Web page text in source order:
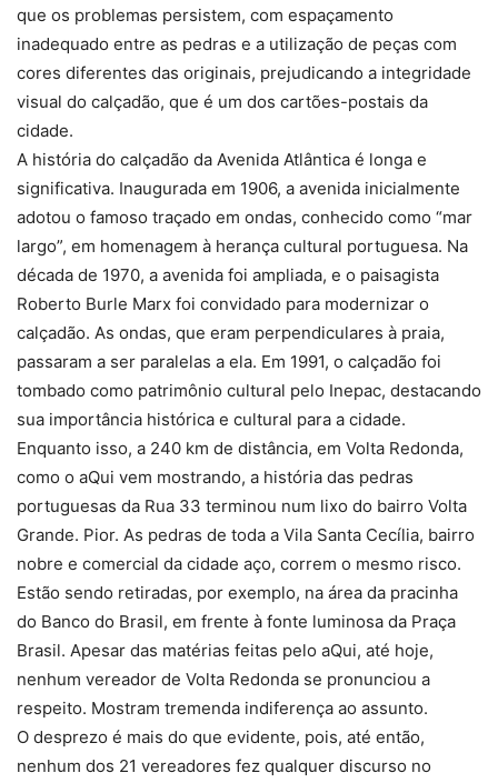
que os problemas persistem, com espaçamento
inadequado entre as pedras e a utilização de peças com
cores diferentes das originais, prejudicando a integridade
visual do calçadão, que é um dos cartões-postais da
cidade.
A história do calçadão da Avenida Atlântica é longa e
significativa. Inaugurada em 1906, a avenida inicialmente
adotou o famoso traçado em ondas, conhecido como “mar
largo”, em homenagem à herança cultural portuguesa. Na
década de 1970, a avenida foi ampliada, e o paisagista
Roberto Burle Marx foi convidado para modernizar o
calçadão. As ondas, que eram perpendiculares à praia,
passaram a ser paralelas a ela. Em 1991, o calçadão foi
tombado como patrimônio cultural pelo Inepac, destacando
sua importância histórica e cultural para a cidade.
Enquanto isso, a 240 km de distância, em Volta Redonda,
como o aQui vem mostrando, a história das pedras
portuguesas da Rua 33 terminou num lixo do bairro Volta
Grande. Pior. As pedras de toda a Vila Santa Cecília, bairro
nobre e comercial da cidade aço, correm o mesmo risco.
Estão sendo retiradas, por exemplo, na área da pracinha
do Banco do Brasil, em frente à fonte luminosa da Praça
Brasil. Apesar das matérias feitas pelo aQui, até hoje,
nenhum vereador de Volta Redonda se pronunciou a
respeito. Mostram tremenda indiferença ao assunto.
O desprezo é mais do que evidente, pois, até então,
nenhum dos 21 vereadores fez qualquer discurso no